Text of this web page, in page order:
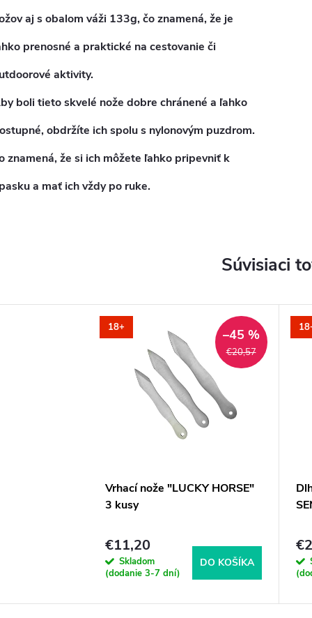
aj s obalom váži 133g, čo znamená, že je
prenosné a praktické na cestovanie či
aktivity.
boli tieto skvelé nože dobre chránené a ľahko
obdržíte ich spolu s nylonovým puzdrom.
znamená, že si ich môžete ľahko pripevniť k
a mať ich vždy po ruke.
Súvisiaci
18+
€20,57
–45 %
Vrhací nože "LUCKY HORSE"
3 kusy
€11,20
Skladom
(dodanie 3-7 dní)
DO KOŠÍKA